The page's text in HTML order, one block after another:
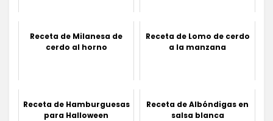
Receta de Milanesa de
cerdo al horno
Receta de Lomo de cerdo
a la manzana
Receta de Hamburguesas
para Halloween
Receta de Albóndigas en
salsa blanca